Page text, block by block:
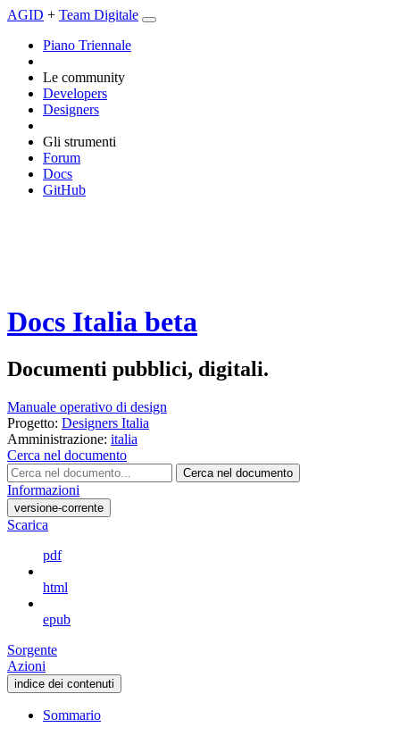
AGID + Team Digitale
Piano Triennale
Le community
Developers
Designers
Gli strumenti
Forum
Docs
GitHub
Docs Italia beta
Documenti pubblici, digitali.
Manuale operativo di design
Progetto: Designers Italia
Amministrazione: italia
Cerca nel documento
Cerca nel documento
Informazioni
versione-corrente
Scarica
pdf
html
epub
Sorgente
Azioni
indice dei contenuti
Sommario